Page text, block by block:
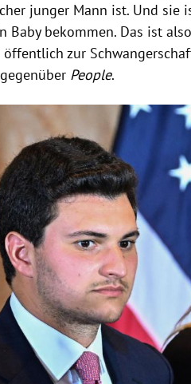
junger Mann ist. Und sie
Baby bekommen. Das ist
zur
People.
öffnen/schließen